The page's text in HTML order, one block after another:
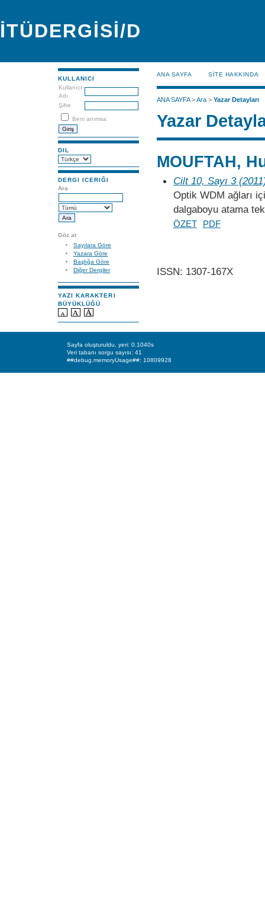
İTÜDERGİSİ/D
KULLANICI
Kullanıcı
Adı
Şifre
Beni anımsa
DIL
DERGI ICERIĞI
Ara
Göz at
Sayılara Göre
Yazara Göre
Başlığa Göre
Diğer Dergiler
YAZI KARAKTERI
BÜYÜKLÜĞÜ
ANA SAYFA SİTE HAKKINDA
ANA SAYFA>Ara> Yazar Detayları
Yazar
MOUFTAH,
Cilt 10, Sayı 3
Optik WDM ağları
dalgaboyu atama
ÖZET PDF
ISSN: 1307-167X
Sayfa oluşturuldu, yeri: 0.1040s
Veri tabanı sorgu sayısı: 41
##debug.memoryUsage##: 10809928